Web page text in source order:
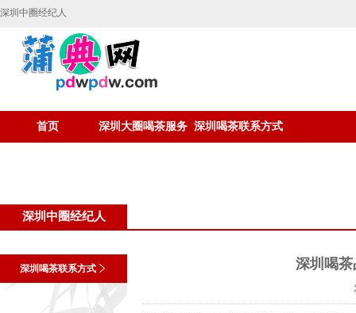
深圳中圈经纪人
首页 深圳大圈喝茶服务 深圳喝茶联系方式
深圳中圈经纪人
深圳喝茶联系方式 深圳喝